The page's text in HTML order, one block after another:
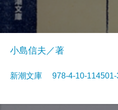
小島信夫／著
新潮文庫 978-4-10-